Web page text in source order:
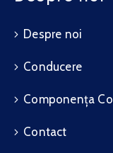
Despre noi
Conducere
Componența
Contact